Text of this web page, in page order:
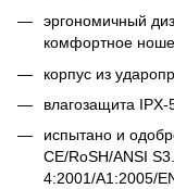
эргономичный
комфортное
корпус из
влагозащита IPX-
испытано и
CE/RoSH/ANSI
4:2001/A1:2005/